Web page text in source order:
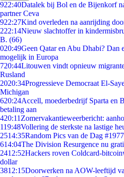
922:40Datalek bij Bol en de Bijenkorf
partner Ceva
922:27Kind overleden na aanrijding
222:14Nieuw slachtoffer in
B. (66)
020:49Geen Qatar en Abu Dhabi? Dan
mogelijk in Europa
720:44Litouwen vindt opnieuw
Rusland
2020:34Progressieve Democraat El-
Michigan
620:24Accell, moederbedrijf Sparta en
betaling aan
420:11 Zomervakantieweerbericht:
119:48Vollering de sterkste na lastige
2514:35Random Pics van de Dag #1977
614:04The Division Resurgence nu
2412:52Hackers roven Coldcard-
dollar
3812:15Doorwerken na AOW-leeftijd